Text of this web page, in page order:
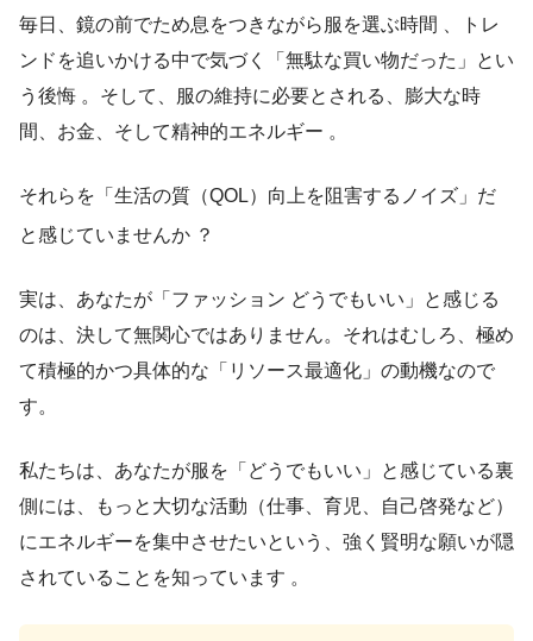
毎日、鏡の前でため息をつきながら服を選ぶ時間 、トレ
ンドを追いかける中で気づく「無駄な買い物だった」とい
う後悔 。そして、服の維持に必要とされる、膨大な時
間、お金、そして精神的エネルギー 。
それらを「生活の質（QOL）向上を阻害するノイズ」だ
と感じていませんか ？
実は、あなたが「ファッション どうでもいい」と感じる
のは、決して無関心ではありません。それはむしろ、極め
て積極的かつ具体的な「リソース最適化」の動機なので
す。
私たちは、あなたが服を「どうでもいい」と感じている裏
側には、もっと大切な活動（仕事、育児、自己啓発など）
にエネルギーを集中させたいという、強く賢明な願いが隠
されていることを知っています 。